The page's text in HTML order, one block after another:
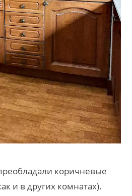
коричневые
и в других комнатах).